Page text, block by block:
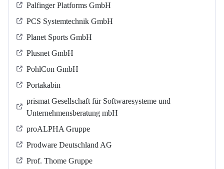
Palfinger Platforms GmbH
PCS Systemtechnik GmbH
Planet Sports GmbH
Plusnet GmbH
PohlCon GmbH
Portakabin
prismat Gesellschaft für Softwaresysteme und
Unternehmensberatung mbH
proALPHA Gruppe
Prodware Deutschland AG
Prof. Thome Gruppe